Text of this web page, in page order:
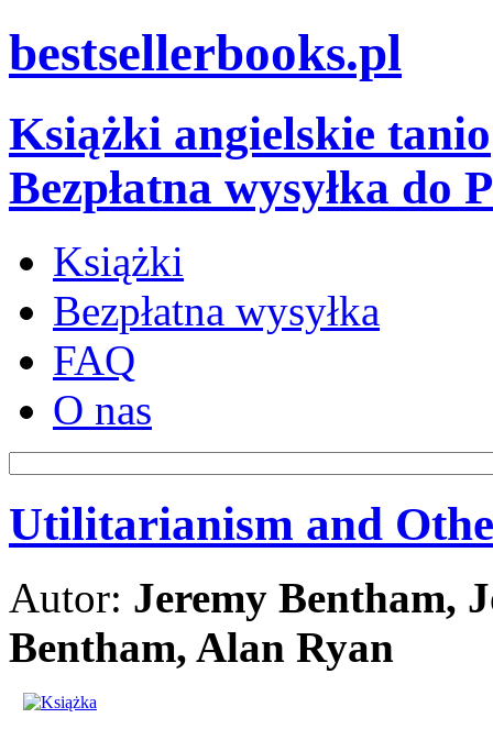
bestsellerbooks.pl
Książki angielskie tanio
Bezpłatna wysyłka do
Książki
Bezpłatna wysyłka
FAQ
O nas
Utilitarianism and
Autor: Jeremy Bentham,
Bentham, Alan Ryan